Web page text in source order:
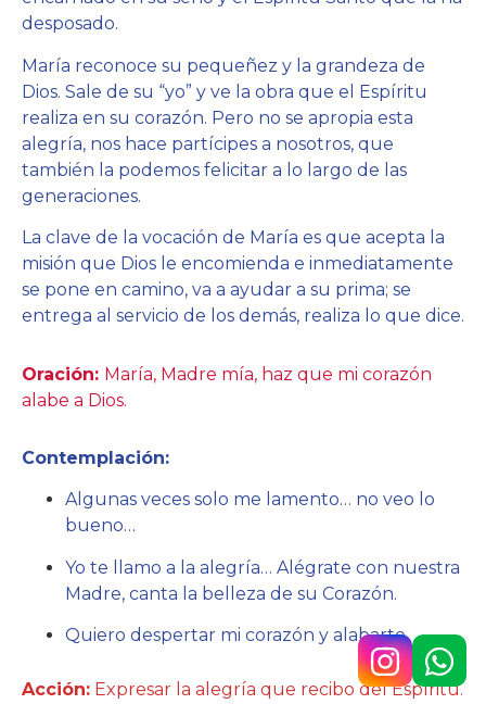
desposado.
María reconoce su pequeñez y la grandeza de
Dios. Sale de su “yo” y ve la obra que el Espíritu
realiza en su corazón. Pero no se apropia esta
alegría, nos hace partícipes a nosotros, que
también la podemos felicitar a lo largo de las
generaciones.
La clave de la vocación de María es que acepta la
misión que Dios le encomienda e inmediatamente
se pone en camino, va a ayudar a su prima; se
entrega al servicio de los demás, realiza lo que dice.
Oración: María, Madre mía, haz que mi corazón
alabe a Dios.
Contemplación:
Algunas veces solo me lamento… no veo lo
bueno…
Yo te llamo a la alegría… Alégrate con nuestra
Madre, canta la belleza de su Corazón.
Quiero despertar mi corazón y alabarte.
Acción: Expresar la alegría que recibo del Espíritu.